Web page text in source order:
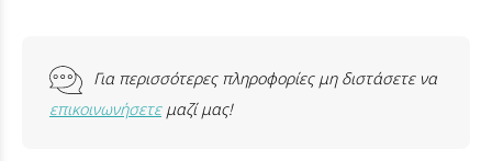
Για περισσότερες πληροφορίες μη διστάσετε να
επικοινωνήσετεμαζί μας!